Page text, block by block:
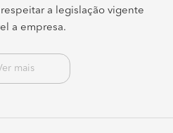
a legislação vigente
a empresa.
mais